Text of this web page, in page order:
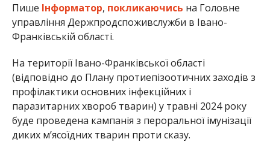
Пише Інформатор, покликаючись на Головне
управління Держпродспоживслужби в Івано-
Франківській області.
На території Івано-Франківської області
(відповідно до Плану протиепізоотичних заходів з
профілактики основних інфекційних і
паразитарних хвороб тварин) у травні 2024 року
буде проведена кампанія з пероральної імунізації
диких м’ясоїдних тварин проти сказу.